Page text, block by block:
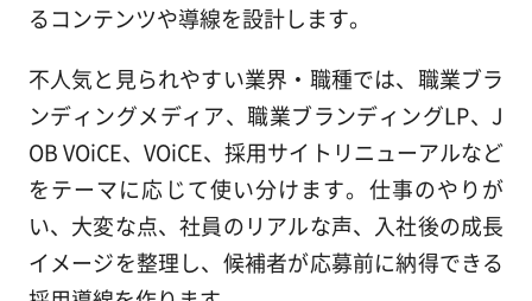
るコンテンツや導線を設計します。
不人気と見られやすい業界・職種では、職業ブラ
ンディングメディア、職業ブランディングLP、J
OB VOiCE、VOiCE、採用サイトリニューアルなど
をテーマに応じて使い分けます。仕事のやりが
い、大変な点、社員のリアルな声、入社後の成長
イメージを整理し、候補者が応募前に納得できる